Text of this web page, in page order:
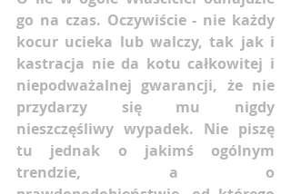
go na czas. Oczywiście - nie każdy
kocur ucieka lub walczy, tak jak i
kastracja nie da kotu całkowitej i
niepodważalnej gwarancji, że nie
przydarzy się mu nigdy
nieszczęśliwy wypadek. Nie piszę
tu jednak o jakimś ogólnym
trendzie, a o